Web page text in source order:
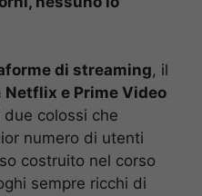
di streaming, il
Netflix e Prime Video
due colossi che
numero di utenti
costruito nel corso
sempre ricchi di